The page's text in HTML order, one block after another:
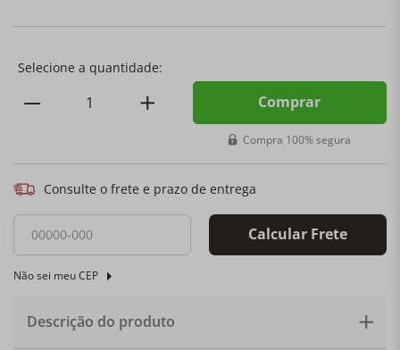
Comprar
Consulte o frete e prazo de entrega